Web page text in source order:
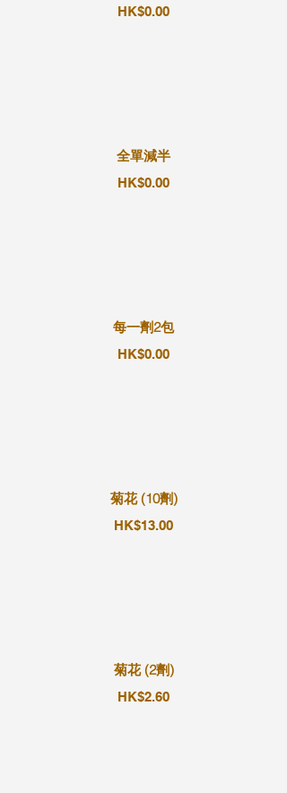
HK$0.00
全單減半
HK$0.00
每一劑2包
HK$0.00
菊花 (10劑)
HK$13.00
菊花 (2劑)
HK$2.60